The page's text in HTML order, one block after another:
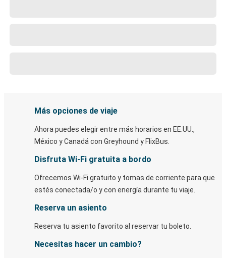
Más opciones de viaje
Ahora puedes elegir entre más horarios en EE.UU.,
México y Canadá con Greyhound y FlixBus.
Disfruta Wi-Fi gratuita a bordo
Ofrecemos Wi-Fi gratuito y tomas de corriente para que
estés conectada/o y con energía durante tu viaje.
Reserva un asiento
Reserva tu asiento favorito al reservar tu boleto.
Necesitas hacer un cambio?